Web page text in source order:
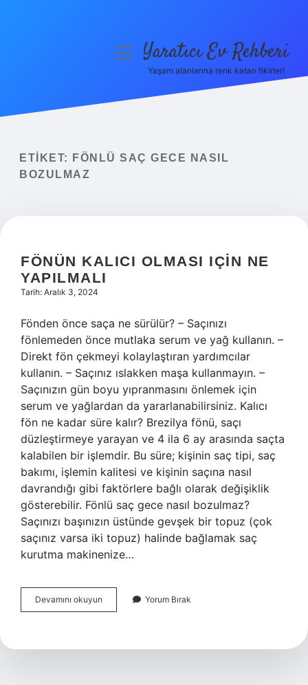
Yasal Uyarı
menüyüYaratıcı Ev Rehberi
Yaşam alanlarına renk katan fikirler!
ETIKET:
FÖNLÜ SAÇ GECE NASIL
BOZULMAZ
FÖNÜN KALICI OLMASI IÇIN NE
YAPILMALI
Tarih: Aralık 3, 2024
Fönden önce saça ne sürülür? – Saçınızı
fönlemeden önce mutlaka serum ve yağ kullanın. –
Direkt fön çekmeyi kolaylaştıran yardımcılar
kullanın. – Saçınız ıslakken maşa kullanmayın. –
Saçınızın gün boyu yıpranmasını önlemek için
serum ve yağlardan da yararlanabilirsiniz. Kalıcı
fön ne kadar süre kalır? Brezilya fönü, saçı
düzleştirmeye yarayan ve 4 ila 6 ay arasında saçta
kalabilen bir işlemdir. Bu süre; kişinin saç tipi, saç
bakımı, işlemin kalitesi ve kişinin saçına nasıl
davrandığı gibi faktörlere bağlı olarak değişiklik
gösterebilir. Fönlü saç gece nasıl bozulmaz?
Saçınızı başınızın üstünde gevşek bir topuz (çok
saçınız varsa iki topuz) halinde bağlamak saç
kurutma makinenize…
Devamını okuyun
Kalıcı
Ne
Yorum Bırak